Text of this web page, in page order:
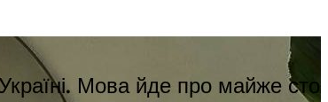
Мова йде про майже сто